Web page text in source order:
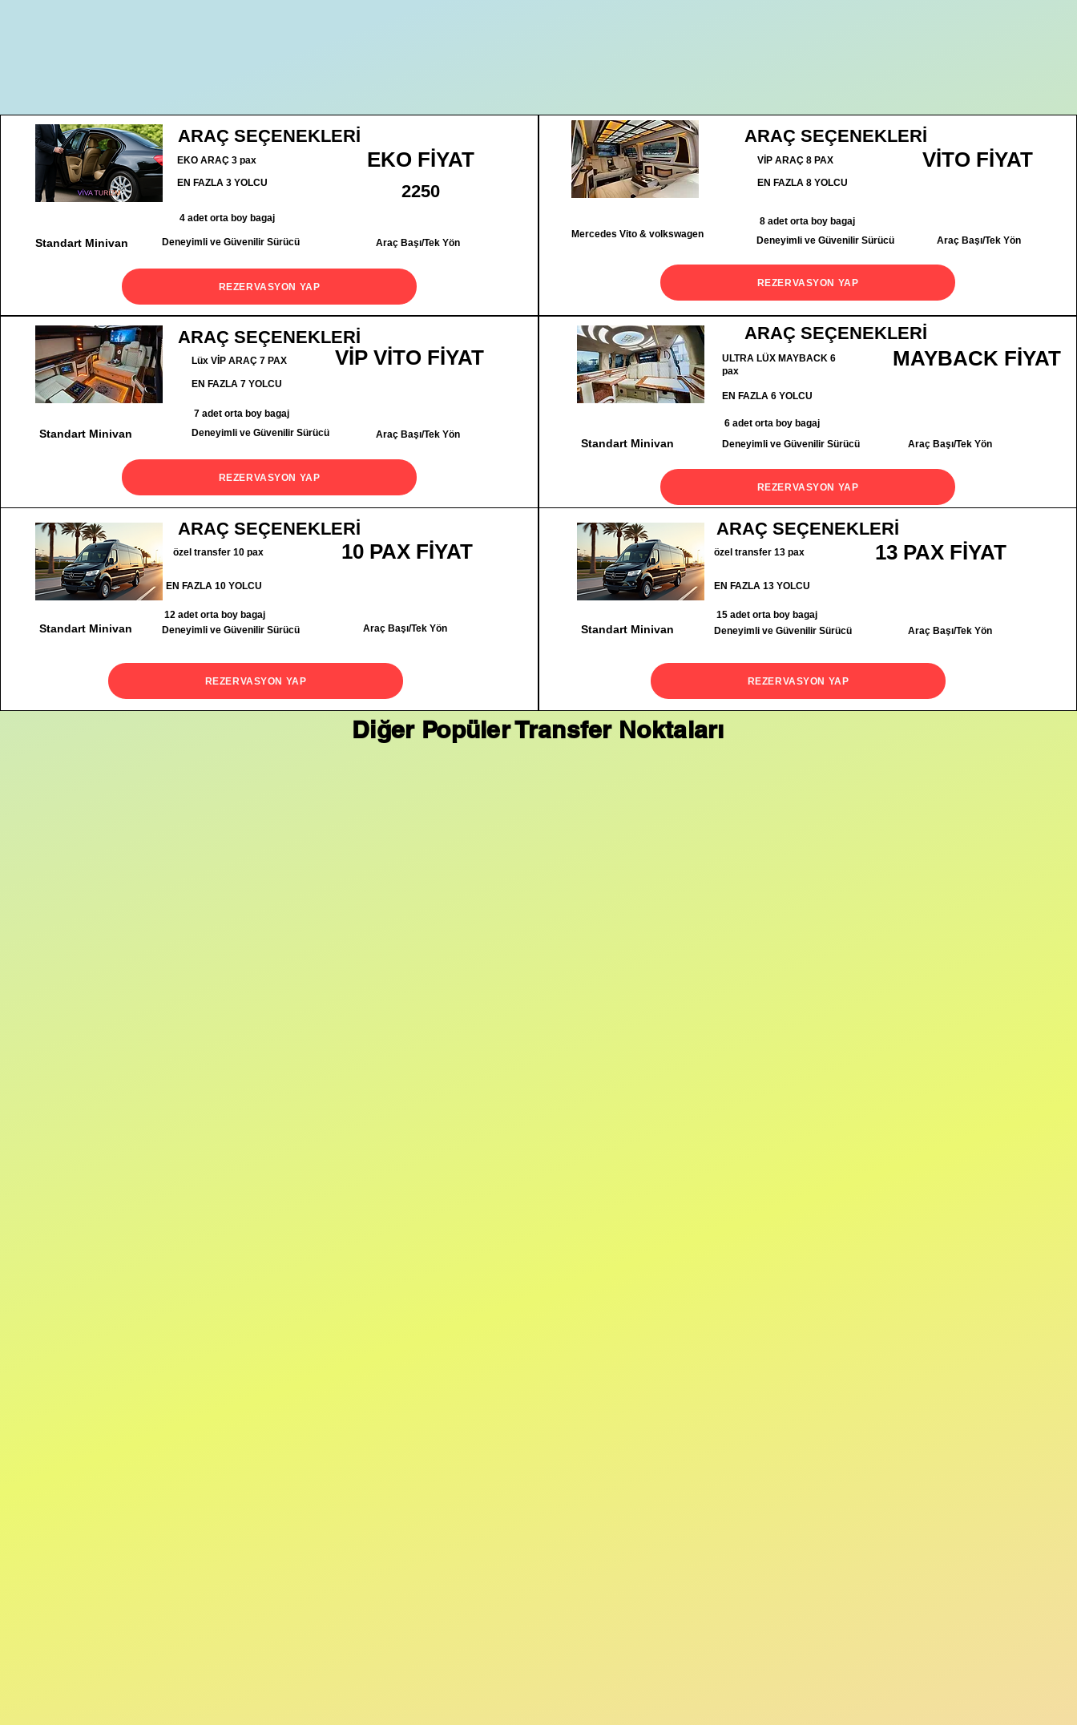
ARAÇ SEÇENEKLERİ
EKO ARAÇ 3 pax EKO FİYAT
EN FAZLA 3 YOLCU 2250
4 adet orta boy bagaj
Standart Minivan Deneyimli ve Güvenilir Sürücü Araç Başı/Tek Yön
REZERVASYON YAP
ARAÇ SEÇENEKLERİ
VİP ARAÇ 8 PAX VİTO FİYAT
EN FAZLA 8 YOLCU
8 adet orta boy bagaj
Mercedes Vito & volkswagen
Deneyimli ve Güvenilir Sürücü Araç Başı/Tek Yön
REZERVASYON YAP
ARAÇ SEÇENEKLERİ
Lüx VİP ARAÇ 7 PAX VİP VİTO FİYAT
EN FAZLA 7 YOLCU
7 adet orta boy bagaj
Standart Minivan Deneyimli ve Güvenilir Sürücü Araç Başı/Tek Yön
REZERVASYON YAP
ARAÇ SEÇENEKLERİ
ULTRA LÜX MAYBACK 6
pax
MAYBACK FİYAT
EN FAZLA 6 YOLCU
6 adet orta boy bagaj
Standart Minivan Deneyimli ve Güvenilir Sürücü Araç Başı/Tek Yön
REZERVASYON YAP
ARAÇ SEÇENEKLERİ
özel transfer 10 pax 10 PAX FİYAT
EN FAZLA 10 YOLCU
12 adet orta boy bagaj
Standart Minivan Deneyimli ve Güvenilir Sürücü Araç Başı/Tek Yön
REZERVASYON YAP
ARAÇ SEÇENEKLERİ
özel transfer 13 pax 13 PAX FİYAT
EN FAZLA 13 YOLCU
15 adet orta boy bagaj
Standart Minivan Deneyimli ve Güvenilir Sürücü Araç Başı/Tek Yön
REZERVASYON YAP
Diğer Popüler Transfer Noktaları